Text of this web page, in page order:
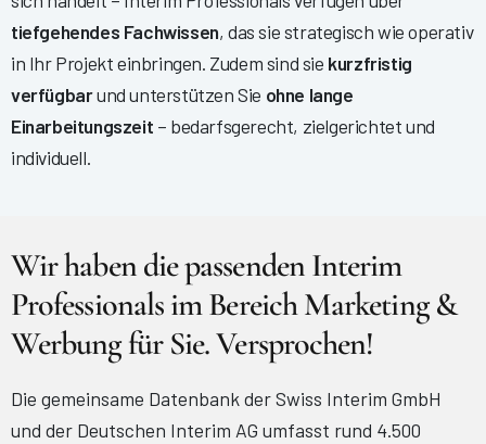
tiefgehendes Fachwissen, das sie strategisch wie operativ
in Ihr Projekt einbringen. Zudem sind sie kurzfristig
verfügbarund unterstützen Sie ohne lange
Einarbeitungszeit – bedarfsgerecht, zielgerichtet und
individuell.
Wir haben die passenden Interim
Professionals im Bereich Marketing &
Werbung für Sie. Versprochen!
Die gemeinsame Datenbank der Swiss Interim GmbH
und der Deutschen Interim AG umfasst rund 4.500